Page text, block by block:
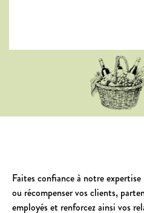
Faites confiance à notre
ou récompenser vos clients,
employés et renforcez ainsi vos